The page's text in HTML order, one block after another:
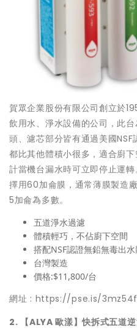
賀眾企業股份有限公司創立於
飲用水、淨水設備的公司，此
頭、濾芯部分皆有通過美國
都比其他體積小很多，適合廚
計當機台漏水時可立即停止運
擇用60加侖膜，通常薄膜製造
5加侖為多數。
五道淨水過濾
體積輕巧，不佔廚下空間
搭配NSF認證無鉛無毒出
台灣製造
價格:$11,800/台
網址 : https://pse.is/3mz54f
2. 【ALYA 歐漾】快拆式五道